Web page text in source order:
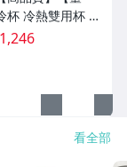
杯 冷熱雙用杯 保
杯 保冰杯 製冷
充電水杯 恆溫
看全部